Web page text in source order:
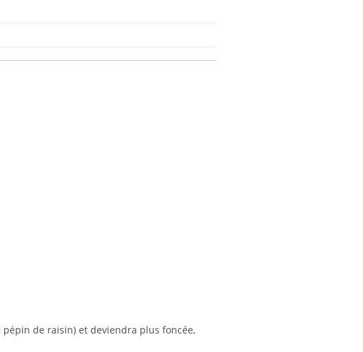
pépin de raisin) et deviendra plus foncée,